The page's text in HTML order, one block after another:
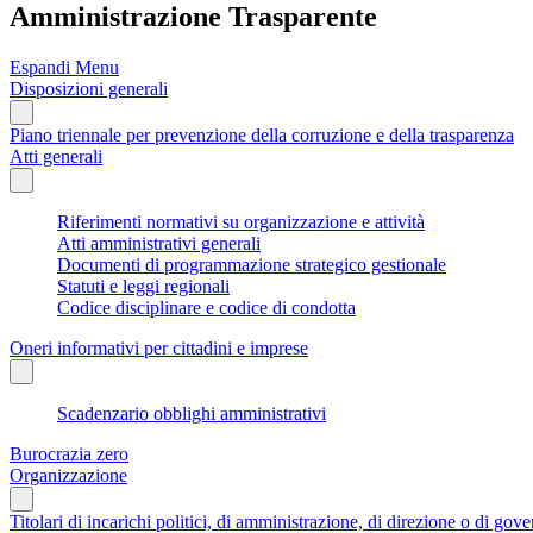
Amministrazione Trasparente
Espandi Menu
Disposizioni generali
Piano triennale per prevenzione della corruzione e della trasparenza
Atti generali
Riferimenti normativi su organizzazione e attività
Atti amministrativi generali
Documenti di programmazione strategico gestionale
Statuti e leggi regionali
Codice disciplinare e codice di condotta
Oneri informativi per cittadini e imprese
Scadenzario obblighi amministrativi
Burocrazia zero
Organizzazione
Titolari di incarichi politici, di amministrazione, di direzione o di